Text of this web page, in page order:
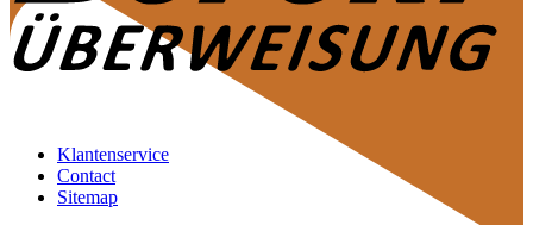
Klantenservice
Contact
Sitemap